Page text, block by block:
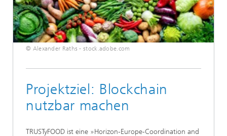
© Alexander Raths - stock.adobe.com
Projektziel: Blockchain
nutzbar machen
TRUSTyFOOD ist eine »Horizon‑Europe‑Coordination and